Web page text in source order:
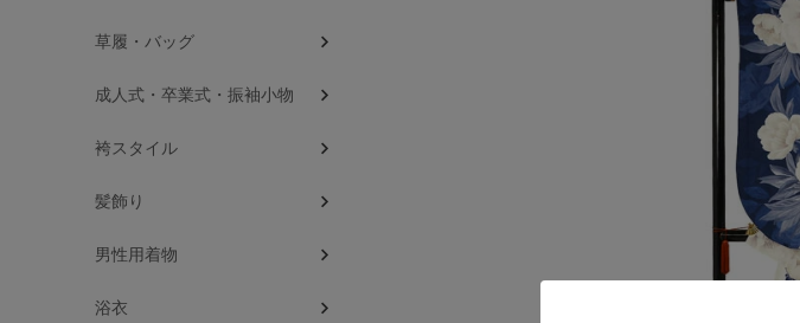
草履・バッグ
成人式・卒業式・振袖小物
袴スタイル
髪飾り
男性用着物
浴衣